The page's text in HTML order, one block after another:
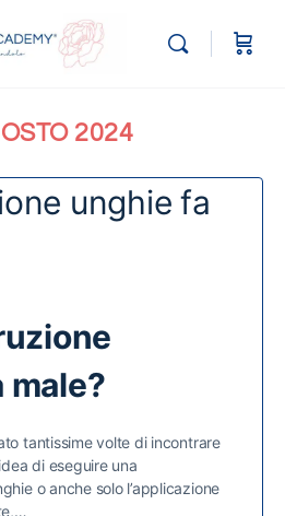
2024
unghie fa
male?
tantissime volte di incontrare
di eseguire una
o anche solo l’applicazione